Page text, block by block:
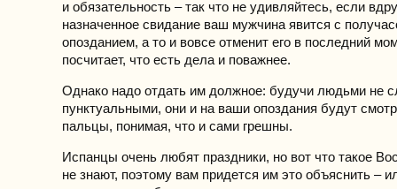
и обязательность – так что не удивляйтесь, если
назначенное свидание ваш мужчина явится с
опозданием, а то и вовсе отменит его в последний
посчитает, что есть дела и поважнее.
Однако надо отдать им должное: будучи людьми не
пунктуальными, они и на ваши опоздания будут
пальцы, понимая, что и сами грешны.
Испанцы очень любят праздники, но вот что такое
не знают, поэтому вам придется им это объяснить –